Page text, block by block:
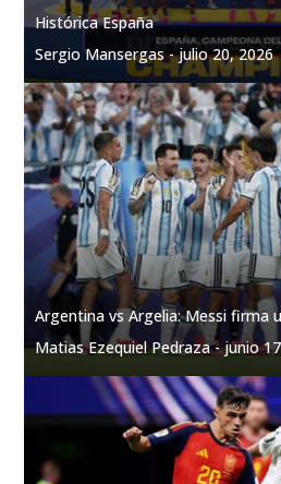
Histórica España
Sergio Mansergas -julio 20, 2026
Y 16 años después, España está
Sergio Mansergas -julio 15, 2026
Un partido contra la historia
Sergio Mansergas -julio 10, 2026
Argentina vs Argelia: Messi firma
Matias Ezequiel Pedraza -junio